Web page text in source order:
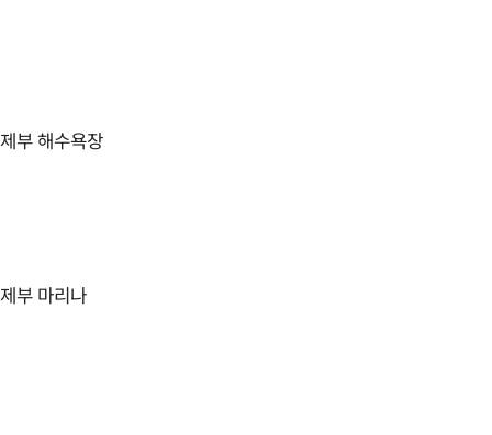
제부 해수욕장
제부 마리나